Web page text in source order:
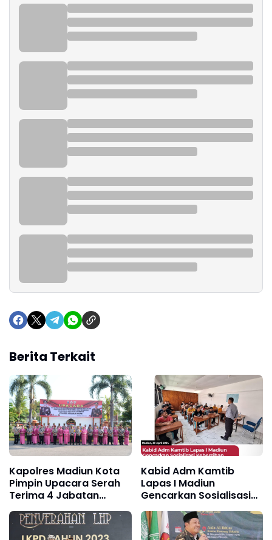
Berita Terkait
Kapolres Madiun Kota
Pimpin Upacara Serah
Terima 4 Jabatan
Penting
Kabid Adm Kamtib
Lapas I Madiun
Gencarkan Sosialisasi
Kebersihan dan
Ketertiban di Blok
Pendidikan